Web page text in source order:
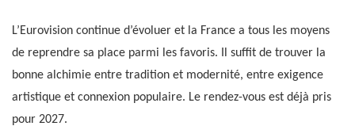
L’Eurovision continue d’évoluer et la France a tous les moyens
de reprendre sa place parmi les favoris. Il suffit de trouver la
bonne alchimie entre tradition et modernité, entre exigence
artistique et connexion populaire. Le rendez-vous est déjà pris
pour 2027.